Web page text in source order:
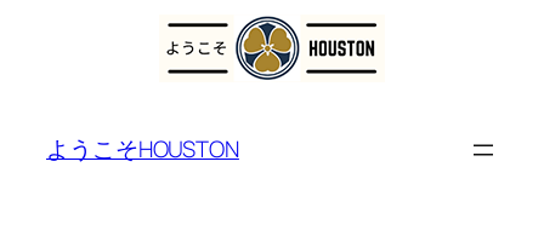
ようこそHOUSTON